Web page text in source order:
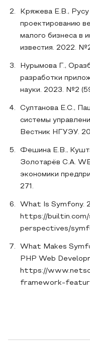
Кряжева Е.В.,
проектированию
малого бизнеса в
известия. 2022.
Нурымова Г.,
разработки
науки. 2023. №2
Султанова Е.С.,
системы
Вестник НГУЭУ.
Фешина Е.В.,
Золотарёв С.А.
экономики
271.
What Is Symfony.
https://
perspectives/
What Makes
PHP Web
https://
framework-